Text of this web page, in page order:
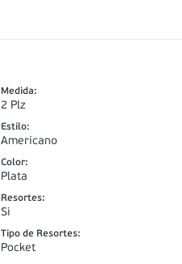
Medida:
2 Plz
Estilo:
Americano
Color:
Plata
Resortes:
Si
Tipo de Resortes:
Pocket